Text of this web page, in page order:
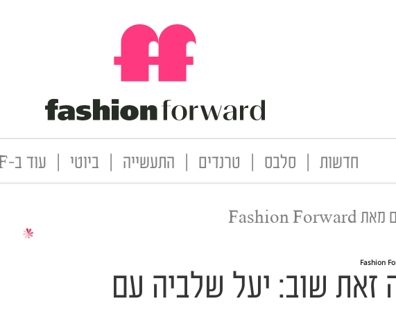
חדשות סלבס טרנדים התעשייה ביוטי עוד ב-FF
מאתFashion Forward
Fashion
זאת שוב: יעל שלביה עם